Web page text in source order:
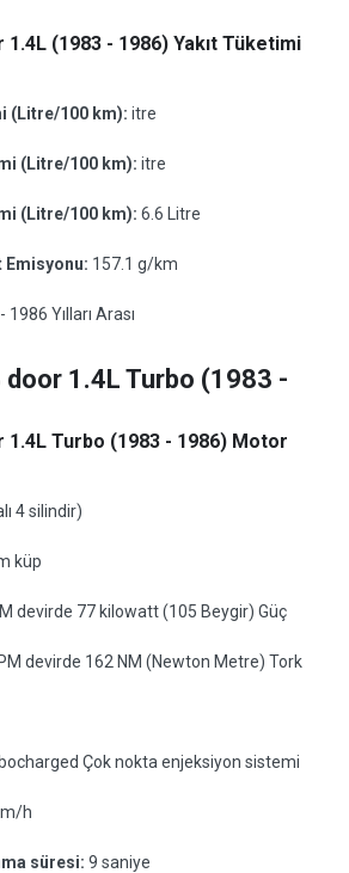
1.4L (1983 - 1986) Yakıt Tüketimi
(Litre/100 km): itre
(Litre/100 km): itre
(Litre/100 km): 6.6 Litre
Emisyonu: 157.1 g/km
1986 Yılları Arası
door 1.4L Turbo (1983 -
1.4L Turbo (1983 - 1986) Motor
4 silindir)
küp
devirde 77 kilowatt (105 Beygir) Güç
devirde 162 NM (Newton Metre) Tork
Çok nokta enjeksiyon sistemi
h
süresi: 9 saniye